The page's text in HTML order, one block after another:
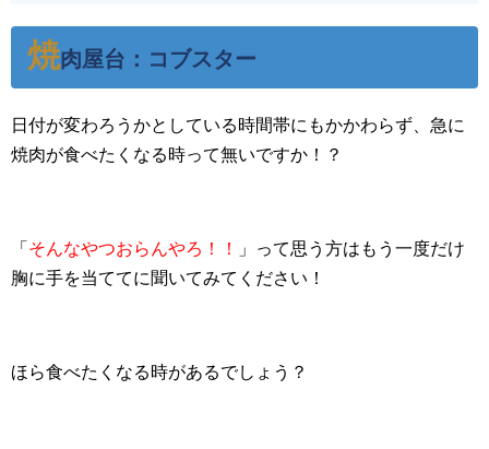
焼肉屋台：コブスター
日付が変わろうかとしている時間帯にもかかわらず、急に
焼肉が食べたくなる時って無いですか！？
「 そんなやつおらんやろ！！
」って思う方はもう一度だけ
胸に手を当ててに聞いてみてください！
ほら食べたくなる時があるでしょう？